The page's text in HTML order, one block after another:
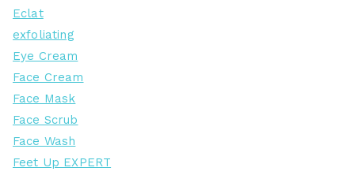
Eclat
exfoliating
Eye Cream
Face Cream
Face Mask
Face Scrub
Face Wash
Feet Up EXPERT